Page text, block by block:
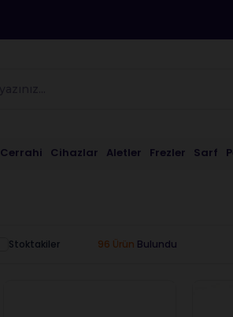
Cerrahi Cihazlar Aletler Frezler Sarf
Stoktakiler 96 Ürün